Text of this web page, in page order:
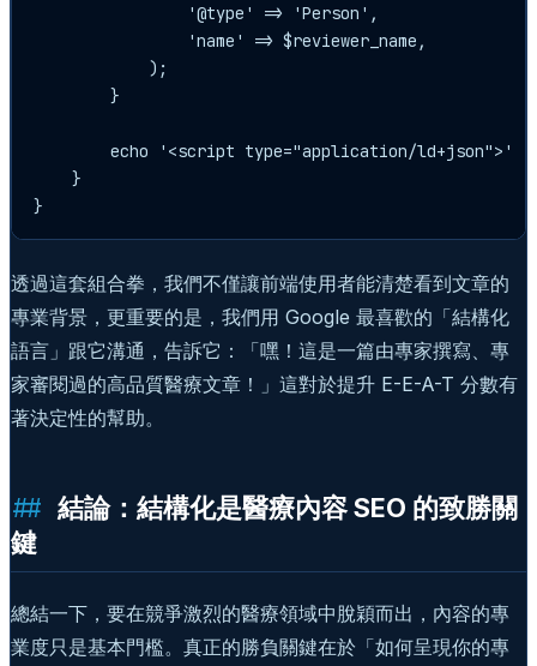
                '@type' => 'Person',
                'name' => $reviewer_name,
            );
        }
echo '<script type="application/ld+json">'
    }
透過這套組合拳，我們不僅讓前端使用者能清楚看到文章的
專業背景，更重要的是，我們用 Google 最喜歡的「結構化
語言」跟它溝通，告訴它：「嘿！這是一篇由專家撰寫、專
家審閱過的高品質醫療文章！」這對於提升 E-E-A-T 分數有
著決定性的幫助。
結論：結構化是醫療內容 SEO 的致勝關
鍵
總結一下，要在競爭激烈的醫療領域中脫穎而出，內容的專
業度只是基本門檻。真正的勝負關鍵在於「如何呈現你的專